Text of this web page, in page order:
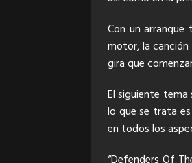
Con un
motor, la
gira que
El siguiente tema
lo que se trata
en todos los